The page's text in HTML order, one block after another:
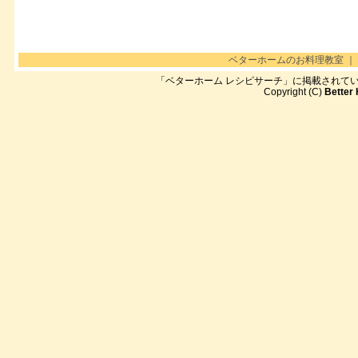
ベターホームのお料理教室
「ベターホーム レシピサーチ」に掲載され
Copyright (C) Better